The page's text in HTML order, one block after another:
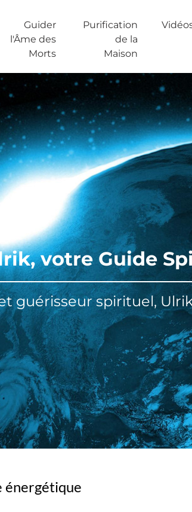
Guider
l'Âme des
Morts
Purification
de la
Maison
votre Guide
guérisseur spirituel,
énergétique